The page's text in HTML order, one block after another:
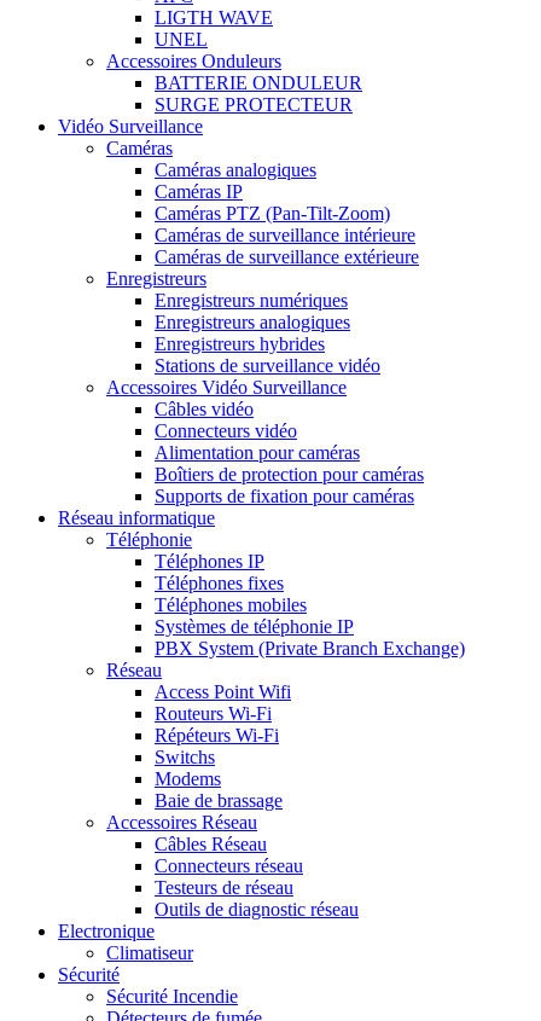
LIGTH WAVE
UNEL
Accessoires Onduleurs
BATTERIE ONDULEUR
SURGE PROTECTEUR
Vidéo Surveillance
Caméras
Caméras analogiques
Caméras IP
Caméras PTZ (Pan-Tilt-Zoom)
Caméras de surveillance intérieure
Caméras de surveillance extérieure
Enregistreurs
Enregistreurs numériques
Enregistreurs analogiques
Enregistreurs hybrides
Stations de surveillance vidéo
Accessoires Vidéo Surveillance
Câbles vidéo
Connecteurs vidéo
Alimentation pour caméras
Boîtiers de protection pour caméras
Supports de fixation pour caméras
Réseau informatique
Téléphonie
Téléphones IP
Téléphones fixes
Téléphones mobiles
Systèmes de téléphonie IP
PBX System (Private Branch Exchange)
Réseau
Access Point Wifi
Routeurs Wi-Fi
Répéteurs Wi-Fi
Switchs
Modems
Baie de brassage
Accessoires Réseau
Câbles Réseau
Connecteurs réseau
Testeurs de réseau
Outils de diagnostic réseau
Electronique
Climatiseur
Sécurité
Sécurité Incendie